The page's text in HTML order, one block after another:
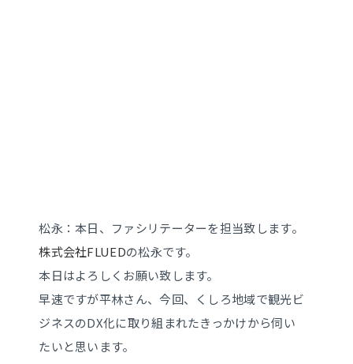
松永：本日、ファシリテーターを担当致します。
株式会社FLUEDの松永です。
本日はよろしくお願い致します。
早速ですが平林さん、今回、くしろ地域で観光ビ
ジネスのDX化に取り組まれたきっかけから伺い
たいと思います。